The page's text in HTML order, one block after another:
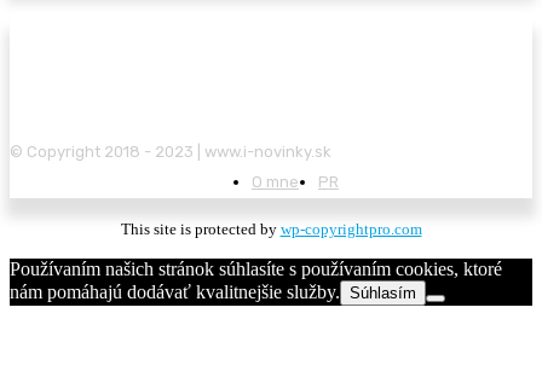
© Copyright 2018 - 2023 | www.i-novinky.sk
O mne
PR
This site is protected by wp-copyrightpro.com
Používaním našich stránok súhlasíte s používaním cookies, ktoré
nám pomáhajú dodávať kvalitnejšie služby. Súhlasím